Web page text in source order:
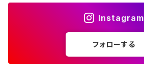
Instagram
フォローする